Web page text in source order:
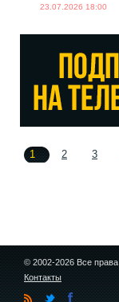
23.07.2026 18:00
1 2 3
© 2002-2026 Все
Контакты